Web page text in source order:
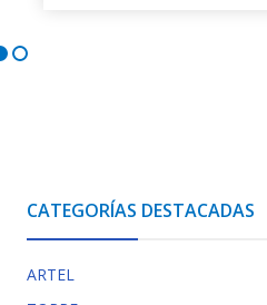
CATEGORÍAS DESTACADAS
ARTEL